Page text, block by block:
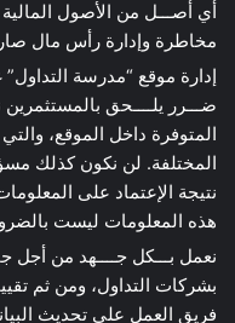
أي أصـــل من الأصول المالية
مخاطرة وإدارة رأس مال
إدارة موقع “مدرسة
ضـــرر يلــــحق
المتوفرة داخل الموقع،
المختلفة. لن نكون كذلك
نتيجة الإعتماد على
هذه المعلومات ليست
نعمل بـــكل جــــهد من أجل
بشركات التداول، ومن ثم
فريق العمل على تحديث